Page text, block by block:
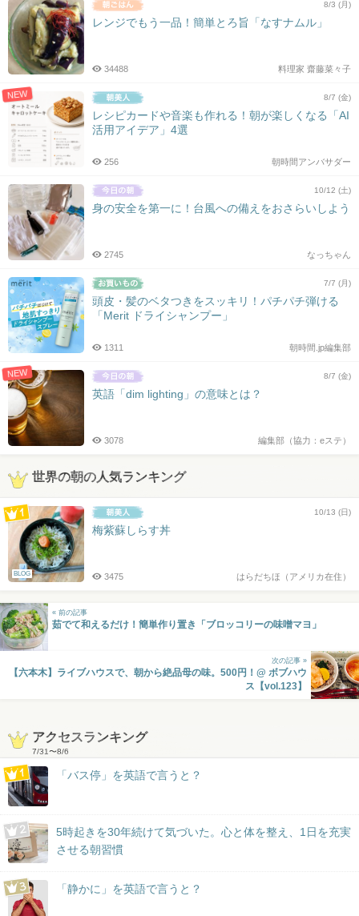
8/3 (月)
レンジでもう一品！簡単とろ旨「なすナムル」
料理家 齋藤菜々子
34488
NEW 8/7 (金)
レシピカードや音楽も作れる！朝が楽しくなる「AI
活用アイデア」4選
朝時間アンバサダー
256
10/12 (土)
身の安全を第一に！台風への備えをおさらいしよう
なっちゃん
2745
7/7 (月)
頭皮・髪のベタつきをスッキリ！パチパチ弾ける
「Merit ドライシャンプー」
朝時間.jp編集部
1311
NEW 8/7 (金)
英語「dim lighting」の意味とは？
編集部（協力：eステ）
3078
世界の朝の人気ランキング
BLOG
10/13 (日)
梅紫蘇しらす丼
はらだちほ（アメリカ在住）
3475
« 前の記事
茹でて和えるだけ！簡単作り置き「ブロッコリーの味噌マヨ」
次の記事 »
【六本木】ライブハウスで、朝から絶品母の味。500円！@ ボブハウ
ス【vol.123】
アクセスランキング
7/31〜8/6
「バス停」を英語で言うと？
5時起きを30年続けて気づいた。心と体を整え、1日を充実
させる朝習慣
「静かに」を英語で言うと？